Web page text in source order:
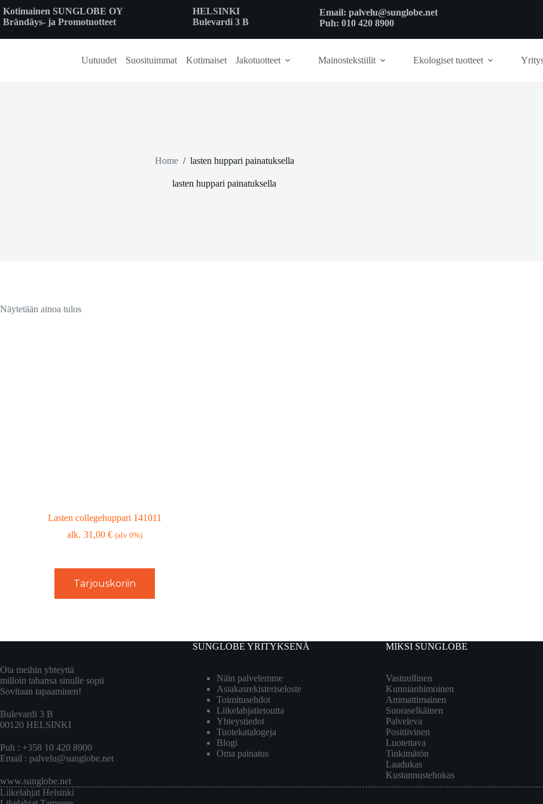
to
content
Kotimainen SUNGLOBE OY
Brändäys- ja Promotuotteet
HELSINKI
Bulevardi 3 B
Email: palvelu@sunglobe.net
Puh: 010 420 8900
Uutuudet Suosituimmat Kotimaiset Jakotuotteet Mainostekstiilit Ekologiset tuotteet
Home / lasten huppari painatuksella
lasten huppari painatuksella
Näytetään ainoa tulos
Lasten collegehuppari 141011
31,00 € (alv 0%)
Tarjouskoriin
Ota meihin yhteyttä
milloin tahansa sinulle sopii
Sovitaan tapaaminen!
Bulevardi 3 B
00120 HELSINKI
Puh : +358 10 420 8900
Email : palvelu@sunglobe.net
www.sunglobe.net
SUNGLOBE YRITYKSENÄ
Näin palvelemme
Asiakasrekisteriseloste
Toimitusehdot
Liikelahjatietoutta
Yhteystiedot
Tuotekatalogeja
Blogi
Oma painatus
MIKSI SUNGLOBE
Vastuullinen
Kunnianhimoinen
Ammattimainen
Suoraselkäinen
Palveleva
Positiivinen
Luotettava
Tinkimätön
Laadukas
Kustannustehokas
Liikelahjat Helsinki